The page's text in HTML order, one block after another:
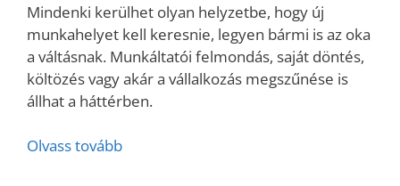
Mindenki kerülhet olyan helyzetbe, hogy új
munkahelyet kell keresnie, legyen bármi is az oka
a váltásnak. Munkáltatói felmondás, saját döntés,
költözés vagy akár a vállalkozás megszűnése is
állhat a háttérben.
Olvass tovább